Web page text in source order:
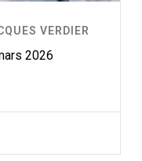
VERDIER
2026